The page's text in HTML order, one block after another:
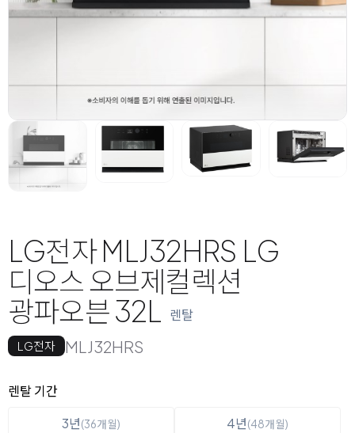
LG전자 MLJ32HRS LG
디오스 오브제컬렉션
광파오븐 32L 렌탈
LG전자 MLJ32HRS
옵션 선택
렌탈 선택
렌탈 기간
3년(36개월) 4년(48개월)